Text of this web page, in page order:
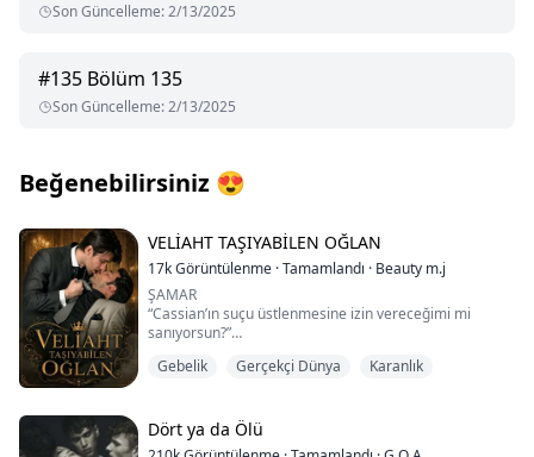
Son Güncelleme:2/13/2025
#135 Bölüm 135
Son Güncelleme:2/13/2025
Beğenebilirsiniz 😍
VELİAHT TAŞIYABİLEN OĞLAN
17kGörüntülenme ·Tamamlandı · Beauty m.j
ŞAMAR
“Cassian’ın suçu üstlenmesine izin vereceğimi mi
sanıyorsun?”
“O benim oğlum. Sen? Sen sadece yaratmış olmaktan
Lucien bir sırla doğdu.
Kendinin bile anlayamadığı bir sırla.
Gebelik Gerçekçi Dünya Karanlık
Dört ya da Ölü